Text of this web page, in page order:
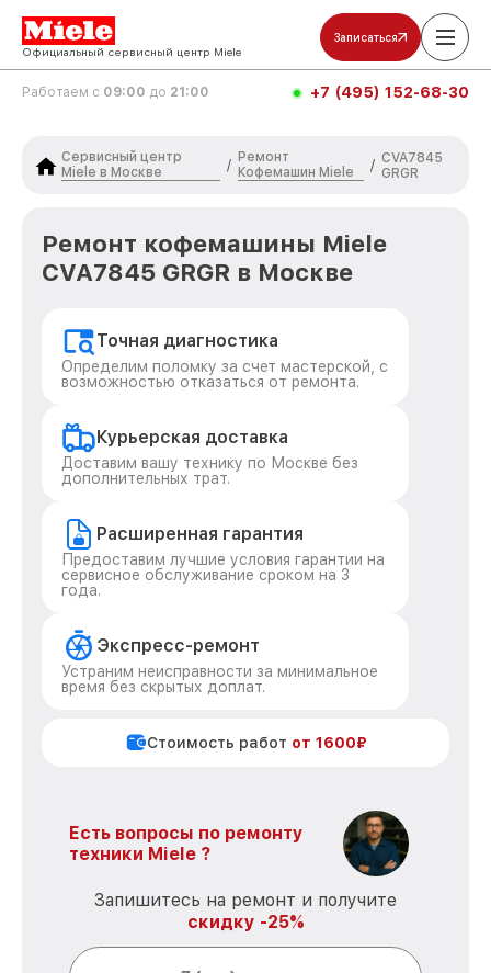
Официальный сервисный центр Miele
Записаться
Работаем с 09:00 до 21:00 +7 (495) 152-68-30
Сервисный центр
Miele в Москве
/
Ремонт
Кофемашин Miele
/ CVA7845
GRGR
Ремонт кофемашины Miele
CVA7845 GRGR в Москве
Точная диагностика
Определим поломку за счет мастерской, с
возможностью отказаться от ремонта.
Курьерская доставка
Доставим вашу технику по Москве без
дополнительных трат.
Расширенная гарантия
Предоставим лучшие условия гарантии на
сервисное обслуживание сроком на 3
года.
Экспресс-ремонт
Устраним неисправности за минимальное
время без скрытых доплат.
Стоимость работ от 1600₽
Есть вопросы по ремонту
техники Miele ?
Запишитесь на ремонт и получите
скидку -25%